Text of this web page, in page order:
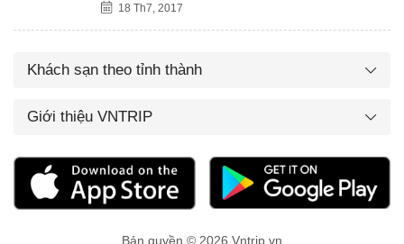
18 Th7, 2017
Khách sạn theo tỉnh thành
Giới thiệu VNTRIP
Bản quyền © 2026 Vntrip.vn